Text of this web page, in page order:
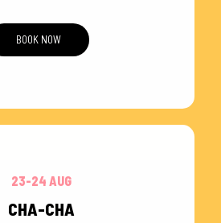
BOOK NOW
23-24 AUG
CHA-CHA